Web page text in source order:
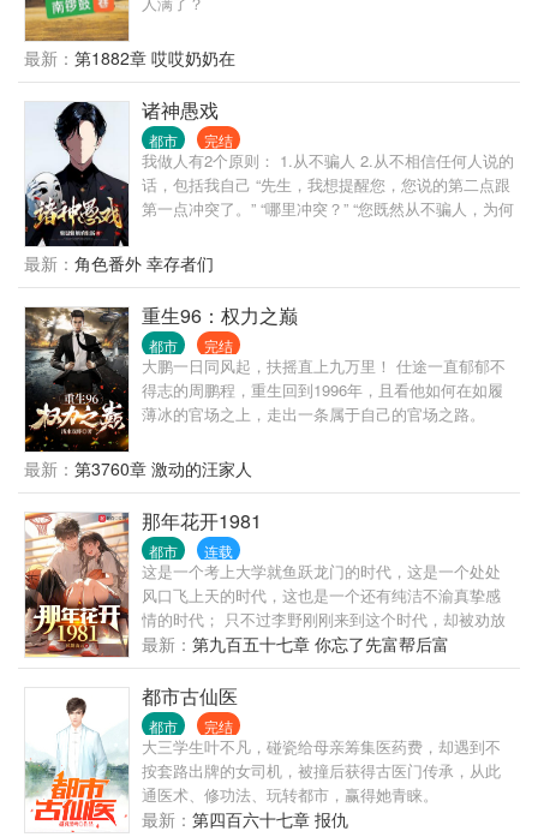
最新： 第1882章 哎哎奶奶在
诸神愚戏
都市 完结
我做人有2个原则： 1.从不骗人 2.从不相信任何人说的
话，包括我自己 “先生，我想提醒您，您说的第二点跟
第一点冲突了。” “哪里冲突？” “您既然从不骗人，为何
自己当人。” “？” ... 自我介绍一下，我叫程实，从不骗
人的程实。 什么，你没听说过我？ 没关系，你只是还
没被我骗过。 很快，你就会记得了。 ... 书名，其他均
为推广。 无系统，不无敌，非爽文，介意慎入 ...
最新： 角色番外 幸存者们
重生96：权力之巅
都市 完结
大鹏一日同风起，扶摇直上九万里！ 仕途一直郁郁不
得志的周鹏程，重生回到1996年，且看他如何在如履
薄冰的官场之上，走出一条属于自己的官场之路。
最新： 第3760章 激动的汪家人
那年花开1981
都市 连载
这是一个考上大学就鱼跃龙门的时代，这是一个处处
风口飞上天的时代，这也是一个还有纯洁不渝真挚感
情的时代； 只不过李野刚刚来到这个时代，却被劝放
弃高考进厂打螺丝； “反正你也考不上，就死了这条心
吧！” “我堂堂二本冲刺型选手会考不上？那岂不是辜
负了那么多年体育老师的教导？”
最新： 第九百五十七章 你忘了先富帮后富
都市古仙医
都市 完结
大三学生叶不凡，碰瓷给母亲筹集医药费，却遇到不
按套路出牌的女司机，被撞后获得古医门传承，从此
通医术、修功法、玩转都市，赢得她青睐。
最新： 第四百六十七章 报仇